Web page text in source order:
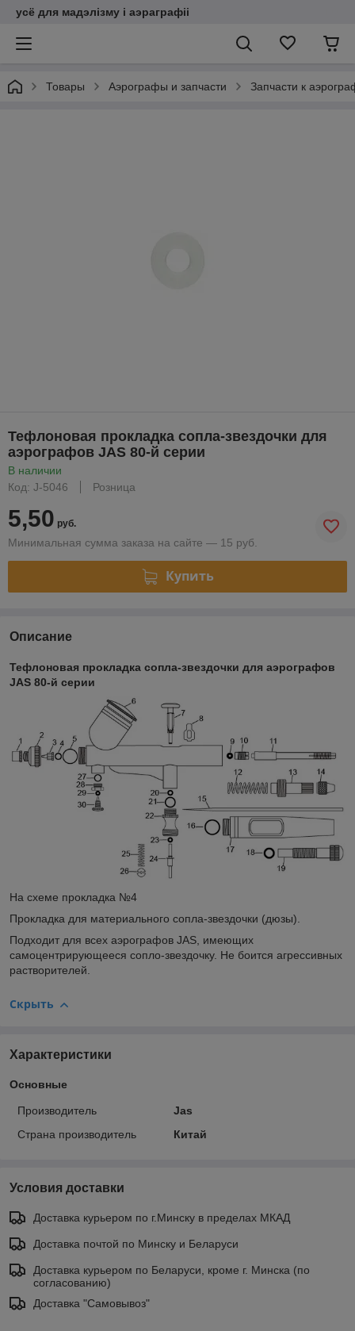
усё для мадэлізму і аэраграфіі
Товары Аэрографы и запчасти Запчасти к
Тефлоновая прокладка сопла-звездочки для
аэрографов JAS 80-й серии
В наличии
Код: J-5046
Розница
5,50 руб.
Минимальная сумма заказа на сайте — 15 руб.
Купить
Описание
Тефлоновая прокладка сопла-звездочки для аэрографов
JAS 80-й серии
На схеме прокладка №4
Прокладка для материального сопла-звездочки (дюзы).
Подходит для всех аэрографов JAS, имеющих
самоцентрирующееся сопло-звездочку. Не боится агрессивных
растворителей.
Скрыть
Характеристики
Основные
Производитель
Jas
Страна производитель
Китай
Условия доставки
Доставка курьером по г.Минску в пределах МКАД
Доставка почтой по Минску и Беларуси
Доставка курьером по Беларуси, кроме г. Минска (по
согласованию)
Доставка "Самовывоз"